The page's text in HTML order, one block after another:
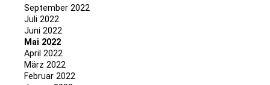
September 2022
Juli 2022
Juni 2022
Mai 2022
April 2022
März 2022
Februar 2022